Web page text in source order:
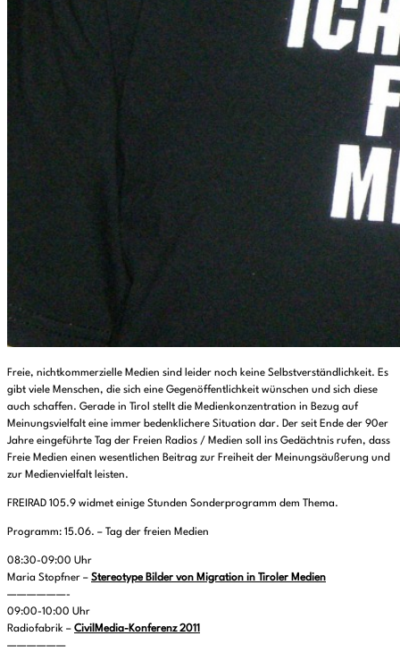
Freie, nichtkommerzielle Medien sind leider noch keine Selbstverständlichkeit. Es
gibt viele Menschen, die sich eine Gegenöffentlichkeit wünschen und sich diese
auch schaffen. Gerade in Tirol stellt die Medienkonzentration in Bezug auf
Meinungsvielfalt eine immer bedenklichere Situation dar. Der seit Ende der 90er
Jahre eingeführte Tag der Freien Radios / Medien soll ins Gedächtnis rufen, dass
Freie Medien einen wesentlichen Beitrag zur Freiheit der Meinungsäußerung und
zur Medienvielfalt leisten.
FREIRAD 105.9 widmet einige Stunden Sonderprogramm dem Thema.
Programm: 15.06. – Tag der freien Medien
08:30-09:00 Uhr
Maria Stopfner – Stereotype Bilder von Migration in Tiroler Medien
——————-
09:00-10:00 Uhr
Radiofabrik – CivilMedia-Konferenz 2011
——————